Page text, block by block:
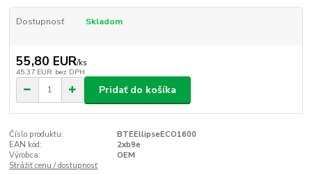
Dostupnosť Skladom
55,80 EUR/ks
45,37 EUR bez DPH
Pridať do košíka
Číslo produktu:
BTEEllipseECO1600
EAN kód:
2xb9e
Výrobca:
OEM
Strážiť cenu / dostupnosť